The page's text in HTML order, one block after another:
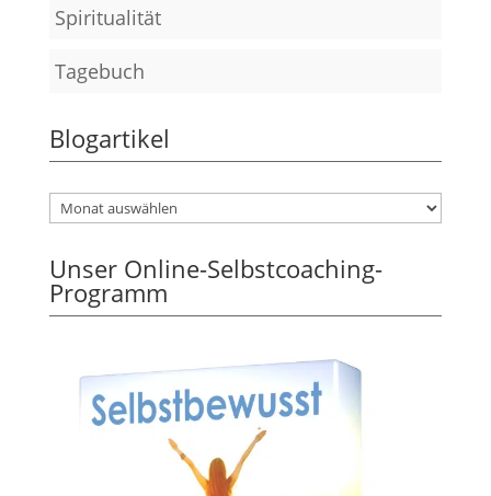
Spiritualität
Tagebuch
Blogartikel
Unser Online-Selbstcoaching-
Programm